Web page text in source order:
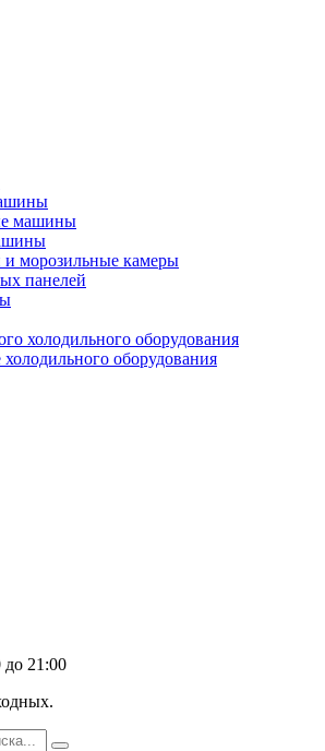
машины
морозильные камеры
панелей
холодильного оборудования
оборудования
до 21:00